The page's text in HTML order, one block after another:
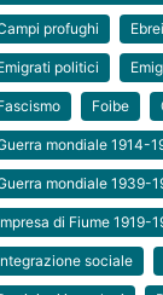
profughi Ebrei
politici
Foibe
mondiale 1914-
mondiale 1939-
di Fiume 1919-
sociale